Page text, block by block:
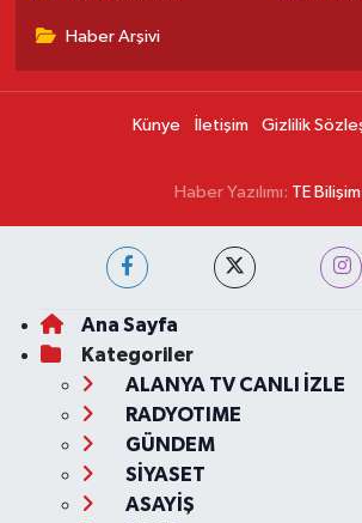
Haber Arşivi
Künye İletişim Gizlilik
Haber Yazılımı: TE Bilişim
Ana Sayfa
Kategoriler
ALANYA TV CANLI İZLE
RADYOTIME
GÜNDEM
SİYASET
ASAYİŞ